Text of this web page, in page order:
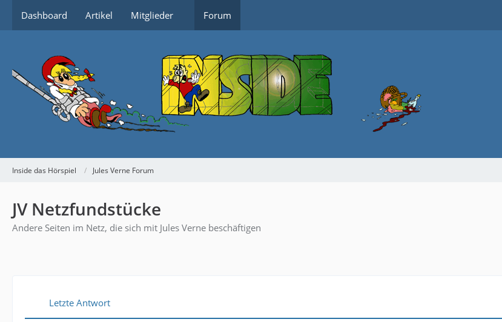
Dashboard Artikel Mitglieder Forum
Inside das Hörspiel Jules Verne Forum
JV Netzfundstücke
Andere Seiten im Netz, die sich mit Jules Verne beschäftigen
Letzte Antwort